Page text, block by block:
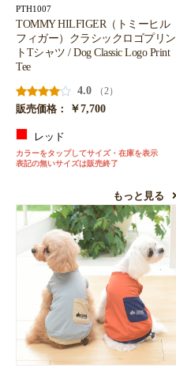
PTH1007
TOMMY HILFIGER（トミーヒル
フィガー）クラシックロゴプリン
トTシャツ / Dog Classic Logo Print
Tee
4.0
（2）
販売価格：
￥7,700
レッド
カラーをタップしてサイズ・在庫を表示
表記の無いサイズは販売終了
もっと見る